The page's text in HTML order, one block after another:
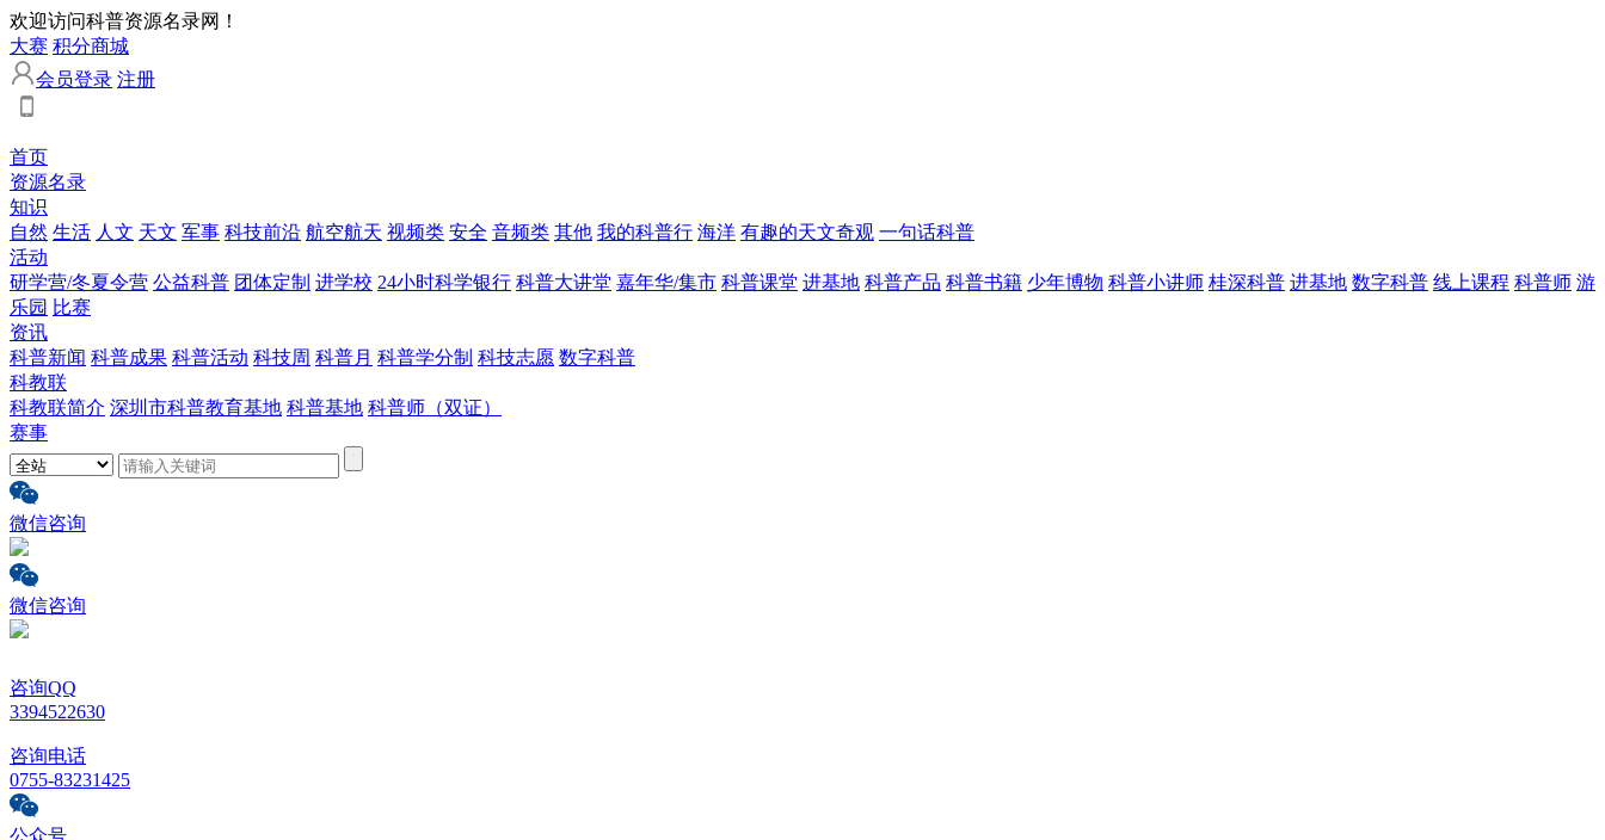
欢迎访问科普资源名录网！
大赛 积分商城
会员登录 注册
首页
资源名录
知识
自然 生活 人文 天文 军事 科技前沿 航空航天 视频类 安全 音频类 其他 我的科普行 海洋 有趣的天文奇观 一句话科普
活动
研学营/冬夏令营 公益科普 团体定制 进学校 24小时科学银行 科普大讲堂 嘉年华/集市 科普课堂 进基地 科普产品 科普书籍 少年博物 科普小讲师 桂深科普 进基地 数字科普 线上课程 科普师 游
乐园 比赛
资讯
科普新闻 科普成果 科普活动 科技周 科普月 科普学分制 科技志愿 数字科普
科教联
科教联简介 深圳市科普教育基地 科普基地 科普师（双证）
赛事
微信咨询
微信咨询
咨询QQ
3394522630
咨询电话
0755-83231425
公众号